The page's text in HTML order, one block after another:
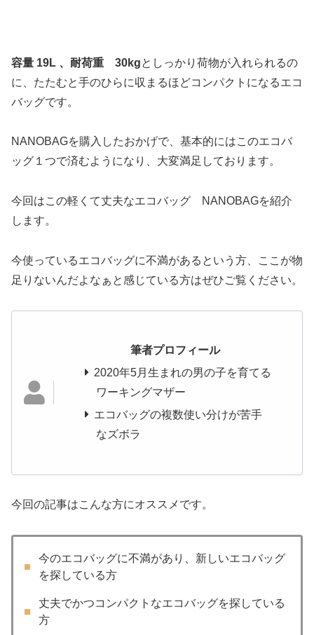
容量 19L 、耐荷重 30kgとしっかり荷物が入れられるの
に、たたむと手のひらに収まるほどコンパクトになるエコ
バッグです。
NANOBAGを購入したおかげで、基本的にはこのエコバ
ッグ１つで済むようになり、大変満足しております。
今回はこの軽くて丈夫なエコバッグ NANOBAGを紹介
します。
今使っているエコバッグに不満があるという方、ここが物
足りないんだよなぁと感じている方はぜひご覧ください。
筆者プロフィール
2020年5月生まれの男の子を育てる
ワーキングマザー
エコバッグの複数使い分けが苦手
なズボラ
今回の記事はこんな方にオススメです。
今のエコバッグに不満があり、新しいエコバッグ
を探している方
丈夫でかつコンパクトなエコバッグを探している
方